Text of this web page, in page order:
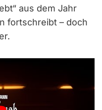
aus dem Jahr
fortschreibt – doch